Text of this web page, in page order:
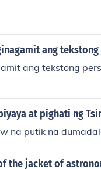
ang
ang tekstong
at pighati ng
the jacket of